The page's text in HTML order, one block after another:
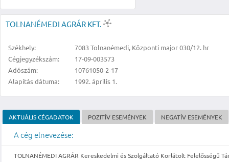
TOLNANÉMEDI AGRÁR KFT.
Székhely:
7083 Tolnanémedi, Központi major 030/12. hr
Cégjegyzékszám:
17-09-003573
Adószám:
10761050-2-17
Alapítás dátuma:
1992. április 1.
AKTUÁLIS CÉGADATOK POZITÍV ESEMÉNYEK NEGATÍV ESEMÉNYEK
A cég elnevezése:
TOLNANÉMEDI AGRÁR Kereskedelmi és Szolgáltató Korlátolt Felelősségű